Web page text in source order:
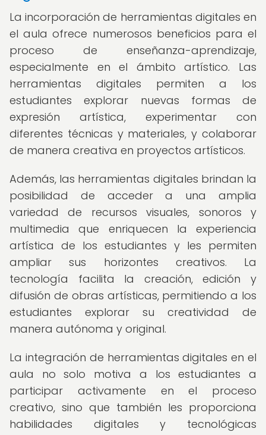
La incorporación de herramientas digitales en
el aula ofrece numerosos beneficios para el
proceso de enseñanza-aprendizaje,
especialmente en el ámbito artístico. Las
herramientas digitales permiten a los
estudiantes explorar nuevas formas de
expresión artística, experimentar con
diferentes técnicas y materiales, y colaborar
de manera creativa en proyectos artísticos.
Además, las herramientas digitales brindan la
posibilidad de acceder a una amplia
variedad de recursos visuales, sonoros y
multimedia que enriquecen la experiencia
artística de los estudiantes y les permiten
ampliar sus horizontes creativos. La
tecnología facilita la creación, edición y
difusión de obras artísticas, permitiendo a los
estudiantes explorar su creatividad de
manera autónoma y original.
La integración de herramientas digitales en el
aula no solo motiva a los estudiantes a
participar activamente en el proceso
creativo, sino que también les proporciona
habilidades digitales y tecnológicas